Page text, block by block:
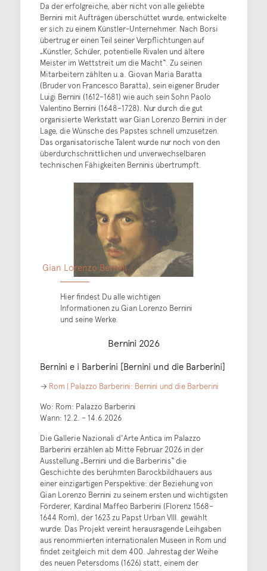
Da der erfolgreiche, aber nicht von alle geliebte
Bernini mit Aufträgen überschüttet wurde, entwickelte
er sich zu einem Künstler-Unternehmer. Nach Borsi
übertrug er einen Teil seiner Verpflichtungen auf
„Künstler, Schüler, potentielle Rivalen und ältere
Meister im Wettstreit um die Macht“. Zu seinen
Mitarbeitern zählten u.a. Giovan Maria Baratta
(Bruder von Francesco Baratta), sein eigener Bruder
Luigi Bernini (1612–1681) wie auch sein Sohn Paolo
Valentino Bernini (1648–1728). Nur durch die gut
organisierte Werkstatt war Gian Lorenzo Bernini in der
Lage, die Wünsche des Papstes schnell umzusetzen.
Das organisatorische Talent wurde nur noch von den
überdurchschnittlichen und unverwechselbaren
technischen Fähigkeiten Berninis übertrumpft.
Gian Lorenzo Bernini
Hier findest Du alle wichtigen
Informationen zu Gian Lorenzo Bernini
und seine Werke.
Bernini 2026
Bernini e i Barberini [Bernini und die Barberini]
→ Rom | Palazzo Barberini: Bernini und die Barberini
Wo: Rom: Palazzo Barberini
Wann: 12.2. – 14.6.2026
Die Gallerie Nazionali d'Arte Antica im Palazzo
Barberini erzählen ab Mitte Februar 2026 in der
Ausstellung „Bernini und die Barberinis“ die
Geschichte des berühmten Barockbildhauers aus
einer einzigartigen Perspektive: der Beziehung von
Gian Lorenzo Bernini zu seinem ersten und wichtigsten
Förderer, Kardinal Maffeo Barberini (Florenz 1568–
1644 Rom), der 1623 zu Papst Urban VIII. gewählt
wurde. Das Projekt vereint herausragende Leihgaben
aus renommierten internationalen Museen in Rom und
findet zeitgleich mit dem 400. Jahrestag der Weihe
des neuen Petersdoms (1626) statt, einem der